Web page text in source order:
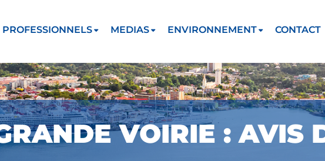
PROFESSIONNELS MEDIAS ENVIRONNEMENT CONTACT
VOIRIE : AVIS